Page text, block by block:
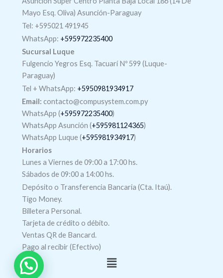
Mayo Esq. Oliva) Asunción-Paraguay
Tel: +595021 491945
WhatsApp: +595972235400
Sucursal Luque
Fulgencio Yegros Esq. Tacuarí Nº 599 (Luque-
Paraguay)
Tel + WhatsApp: +5950981934917
Email: contacto@compusystem.com.py
WhatsApp (+595972235400)
WhatsApp Asunción (+595981124365)
WhatsApp Luque (+595981934917)
Horarios
Lunes a Viernes de 09:00 a 17:00 hs.
Sábados de 09:00 a 14:00 hs.
Depósito o Transferencia Bancaria (Cta. Itaú).
Tigo Money.
Billetera Personal.
Tarjeta de crédito o débito.
Ventas QR de Bancard.
Pago al recibir (Efectivo)
Menú